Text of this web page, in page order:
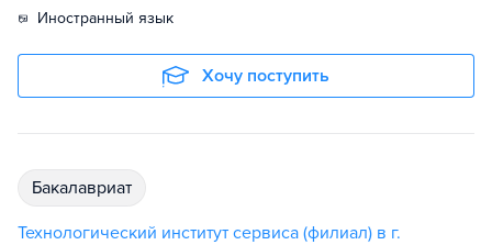
иностранный язык
Хочу поступить
бакалавриат
Технологический институт сервиса (филиал) в г.